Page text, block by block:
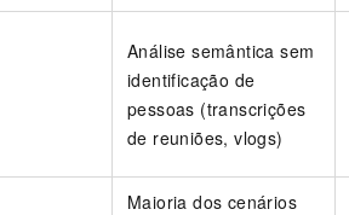
Análise semântica sem
identificação de
pessoas (transcrições
de reuniões, vlogs)
Maioria dos cenários